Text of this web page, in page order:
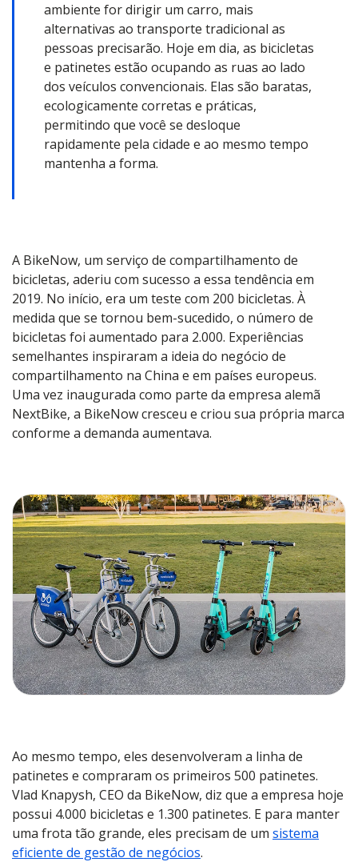
ambiente for dirigir um carro, mais
alternativas ao transporte tradicional as
pessoas precisarão. Hoje em dia, as bicicletas
e patinetes estão ocupando as ruas ao lado
dos veículos convencionais. Elas são baratas,
ecologicamente corretas e práticas,
permitindo que você se desloque
rapidamente pela cidade e ao mesmo tempo
mantenha a forma.
A BikeNow, um serviço de compartilhamento de
bicicletas, aderiu com sucesso a essa tendência em
2019. No início, era um teste com 200 bicicletas. À
medida que se tornou bem-sucedido, o número de
bicicletas foi aumentado para 2.000. Experiências
semelhantes inspiraram a ideia do negócio de
compartilhamento na China e em países europeus.
Uma vez inaugurada como parte da empresa alemã
NextBike, a BikeNow cresceu e criou sua própria marca
conforme a demanda aumentava.
Ao mesmo tempo, eles desenvolveram a linha de
patinetes e compraram os primeiros 500 patinetes.
Vlad Knapysh, CEO da BikeNow, diz que a empresa hoje
possui 4.000 bicicletas e 1.300 patinetes. E para manter
uma frota tão grande, eles precisam de um sistema
eficiente de gestão de negócios.